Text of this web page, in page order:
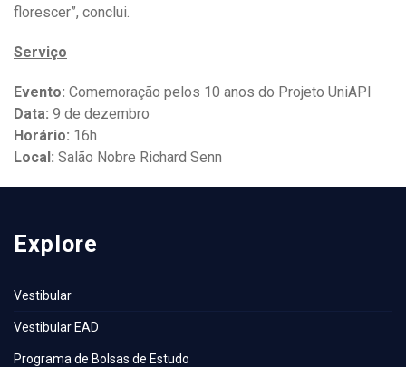
florescer”, conclui.
Serviço
Evento: Comemoração pelos 10 anos do Projeto UniAPI
Data: 9 de dezembro
Horário: 16h
Local: Salão Nobre Richard Senn
Explore
Vestibular
Vestibular EAD
Programa de Bolsas de Estudo